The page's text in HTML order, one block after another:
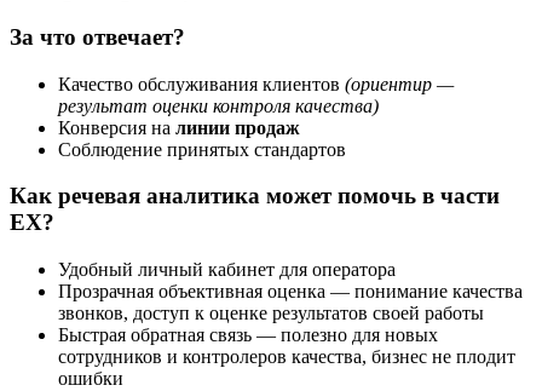
За что отвечает?
Качество обслуживания клиентов (ориентир —
результат оценки контроля качества)
Конверсия на линии продаж
Соблюдение принятых стандартов
Как речевая аналитика может помочь в части
EX?
Удобный личный кабинет для оператора
Прозрачная объективная оценка — понимание качества
звонков, доступ к оценке результатов своей работы
Быстрая обратная связь — полезно для новых
сотрудников и контролеров качества, бизнес не плодит
ошибки